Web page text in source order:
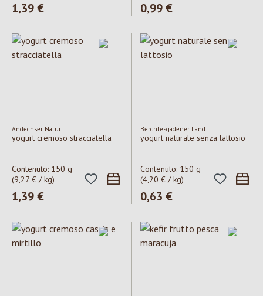
Prezzo normale:
1,39 € Prezzo normale:
0,99 €
Andechser Natur
yogurt cremoso stracciatella
Contenuto: 150 g
(9,27 € / kg)
Prezzo normale:
1,39 €
Berchtesgadener Land
yogurt naturale senza lattosio
Contenuto: 150 g
(4,20 € / kg)
Prezzo normale:
0,63 €